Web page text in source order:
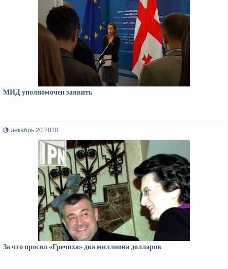
МИД уполномочен заявить
декабрь 20 2010
За что просил «Гречиха» два миллиона долларов